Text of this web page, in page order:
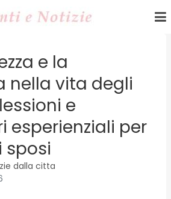
e la
nella vita degli
e
esperienziali per
sposi
dalla citta